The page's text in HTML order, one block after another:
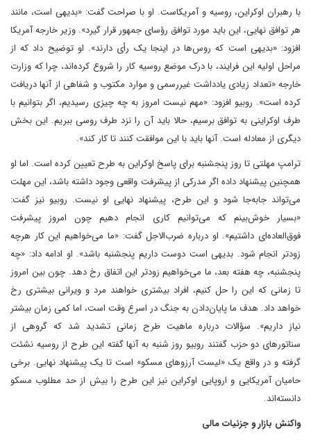
با رهبران اوکراین، روسیه و آمریکاست. او با صراحت گفت: «بدیهی است، مانند
هر توافق نهایی، این باید مورد توافق رؤسای جمهور قرار گیرد». وزیر خارجه آمریکا
افزود: «بدیهی است که روس‌ها در اینجا یک رأی دارند». او توضیح داد که از
مراحل اولیه این فرایند، با درک موضع روسیه کار را شروع کرده‌اند، چرا که وزارت
خارجه «تعداد زیادی یادداشت غیررسمی و موارد مکتوب و شفاهی از آنها دریافت
کرده است». روبیو افزود: «مهم نیست امروز به چه چیزی رسیدیم، اگر بتوانیم با
طرف اوکراینی به توافق برسیم، حالا باید آن را نزد طرف روسی ببریم. این بخش
دیگری از معادله است. آنها باید با این موافقت کنند تا کار کند».
ترامپ مهلتی تا روز پنجشنبه برای پاسخ اوکراین به طرح تعیین کرده است. اما او
همچنین پیشنهاد داده اگر مدرکی از پیشرفت واقعی وجود داشته باشد، این مهلت
می‌تواند جابه‌جا شود و این طرح، پیشنهاد نهایی او نیست. روبیو نیز گفت:
«بسیار خوش‌بینم که می‌توانیم کاری انجام دهیم چون امروز پیشرفت
فوق‌العاده‌ای داشتیم». او درباره ضرب‌الاجل گفت: «ما می‌خواهیم این کار هرچه
زودتر انجام شود. بدیهی است دوست داریم پنجشنبه باشد». او ادامه داد: «چه
پنجشنبه، چه هفته بعد، ما می‌خواهیم زودتر این اتفاق رخ دهد. چون بین امروز
تا زمانی که این را حل کنیم، افراد بیشتری خواهند مرد و ویرانی بیشتری رخ
خواهد داد. هدف ما پایان‌دادن به جنگ در اسرع وقت است، اما کمی زمان بیشتر
نیاز داریم». سؤالات درباره ماهیت طرح زمانی تشدید شد که گروهی از
سناتورهای دو حزب گفتند روبیو روز شنبه به آنها گفته این طرح از روسیه نشئت
گرفته و در واقع یک «لیست آرزوهای مسکو» است تا یک پیشنهاد نهایی. برخی
حامیان آمریکایی و اروپایی اوکراین نیز این طرح را بیش از حد مطلوب مسکو
دانسته‌اند.
واکنش بازار و جزئیات مالی